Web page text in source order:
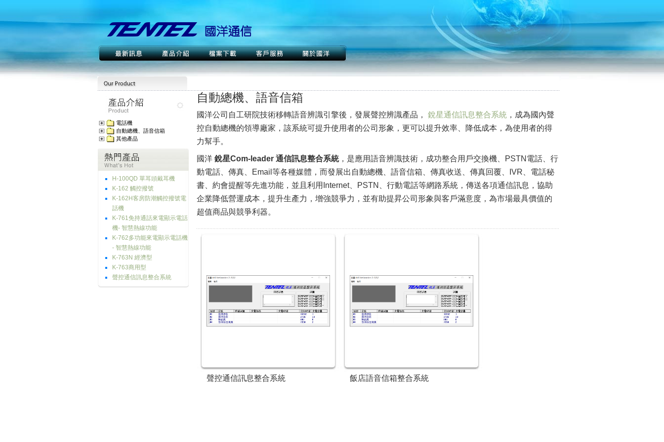
電話機
自動總機、語音信箱
其他產品
H-100QD 單耳頭戴耳機
K-162 觸控撥號
K-162H客房防潮觸控撥號電
話機
K-761免持通話來電顯示電話
機- 智慧熱線功能
K-762多功能來電顯示電話機
- 智慧熱線功能
K-763N 經濟型
K-763商用型
聲控通信訊息整合系統
自動總機、語音信箱
國洋公司自工研院技術移轉語音辨識引擎後，發展聲控辨識產品， 銳星通信訊息整合系統 ，成為國內聲
控自動總機的領導廠家，該系統可提升使用者的公司形象，更可以提升效率、降低成本，為使用者的得
力幫手。
國洋 銳星Com-leader 通信訊息整合系統，是應用語音辨識技術，成功整合用戶交換機、PSTN電話、行
動電話、傳真、Email等各種媒體，而發展出自動總機、語音信箱、傳真收送、傳真回覆、IVR、電話秘
書、約會提醒等先進功能，並且利用Internet、PSTN、行動電話等網路系統，傳送各項通信訊息，協助
企業降低營運成本，提升生產力，增強競爭力，並有助提昇公司形象與客戶滿意度，為市場最具價值的
超值商品與競爭利器。
聲控通信訊息整合系統 飯店語音信箱整合系統